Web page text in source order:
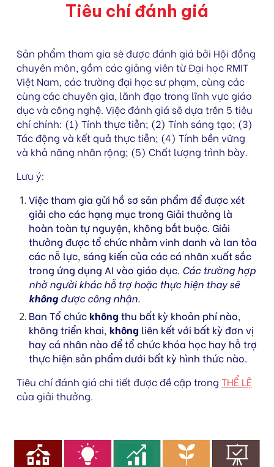
Tiêu chí đánh giá
Sản phẩm tham gia sẽ được đánh giá bởi Hội đồng
chuyên môn, gồm các giảng viên từ Đại học RMIT
Việt Nam, các trường đại học sư phạm, cùng các
cùng các chuyên gia, lãnh đạo trong lĩnh vực giáo
dục và công nghệ. Việc đánh giá sẽ dựa trên 5 tiêu
chí chính: (1) Tính thực tiễn; (2) Tính sáng tạo; (3)
Tác động và kết quả thực tiễn; (4) Tính bền vững
và khả năng nhân rộng; (5) Chất lượng trình bày.
Lưu ý:
Việc tham gia gửi hồ sơ sản phẩm để được xét
giải cho các hạng mục trong Giải thưởng là
hoàn toàn tự nguyện, không bắt buộc. Giải
thưởng được tổ chức nhằm vinh danh và lan tỏa
các nỗ lực, sáng kiến của các cá nhân xuất sắc
trong ứng dụng AI vào giáo dục. Các trường hợp
nhờ người khác hỗ trợ hoặc thực hiện thay sẽ
không được công nhận.
Ban Tổ chức khôngthu bất kỳ khoản phí nào,
không triển khai, không liên kết với bất kỳ đơn vị
hay cá nhân nào để tổ chức khóa học hay hỗ trợ
thực hiện sản phẩm dưới bất kỳ hình thức nào.
Tiêu chí đánh giá chi tiết được đề cập trongTHỂ LỆ
của giải thưởng.